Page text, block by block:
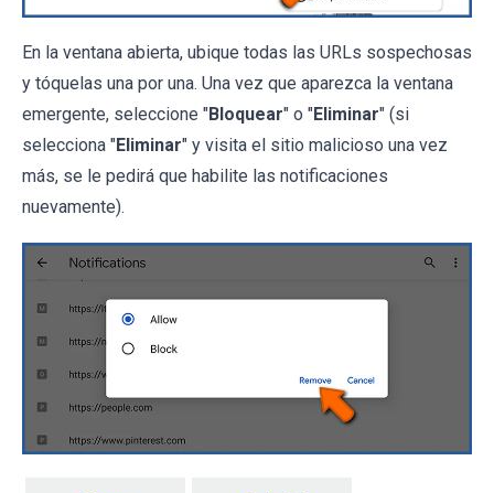
En la ventana abierta, ubique todas las URLs sospechosas
y tóquelas una por una. Una vez que aparezca la ventana
emergente, seleccione "Bloquear" o "Eliminar" (si
selecciona "Eliminar" y visita el sitio malicioso una vez
más, se le pedirá que habilite las notificaciones
nuevamente).